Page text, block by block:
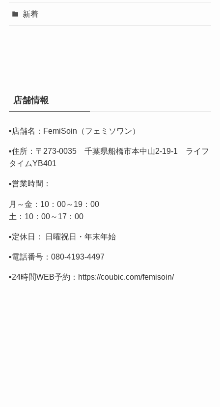
新着
店舗情報
▪️店舗名：FemiSoin（フェミソワン）
▪️住所：〒273-0035 千葉県船橋市本中山2-19-1 ライフ
タイムYB401
▪️営業時間：
月～金：10：00～19：00
土：10：00～17：00
▪️定休日： 日曜祝日・年末年始
▪️電話番号： 080-4193-4497
▪️24時間WEB予約： https://coubic.com/femisoin/